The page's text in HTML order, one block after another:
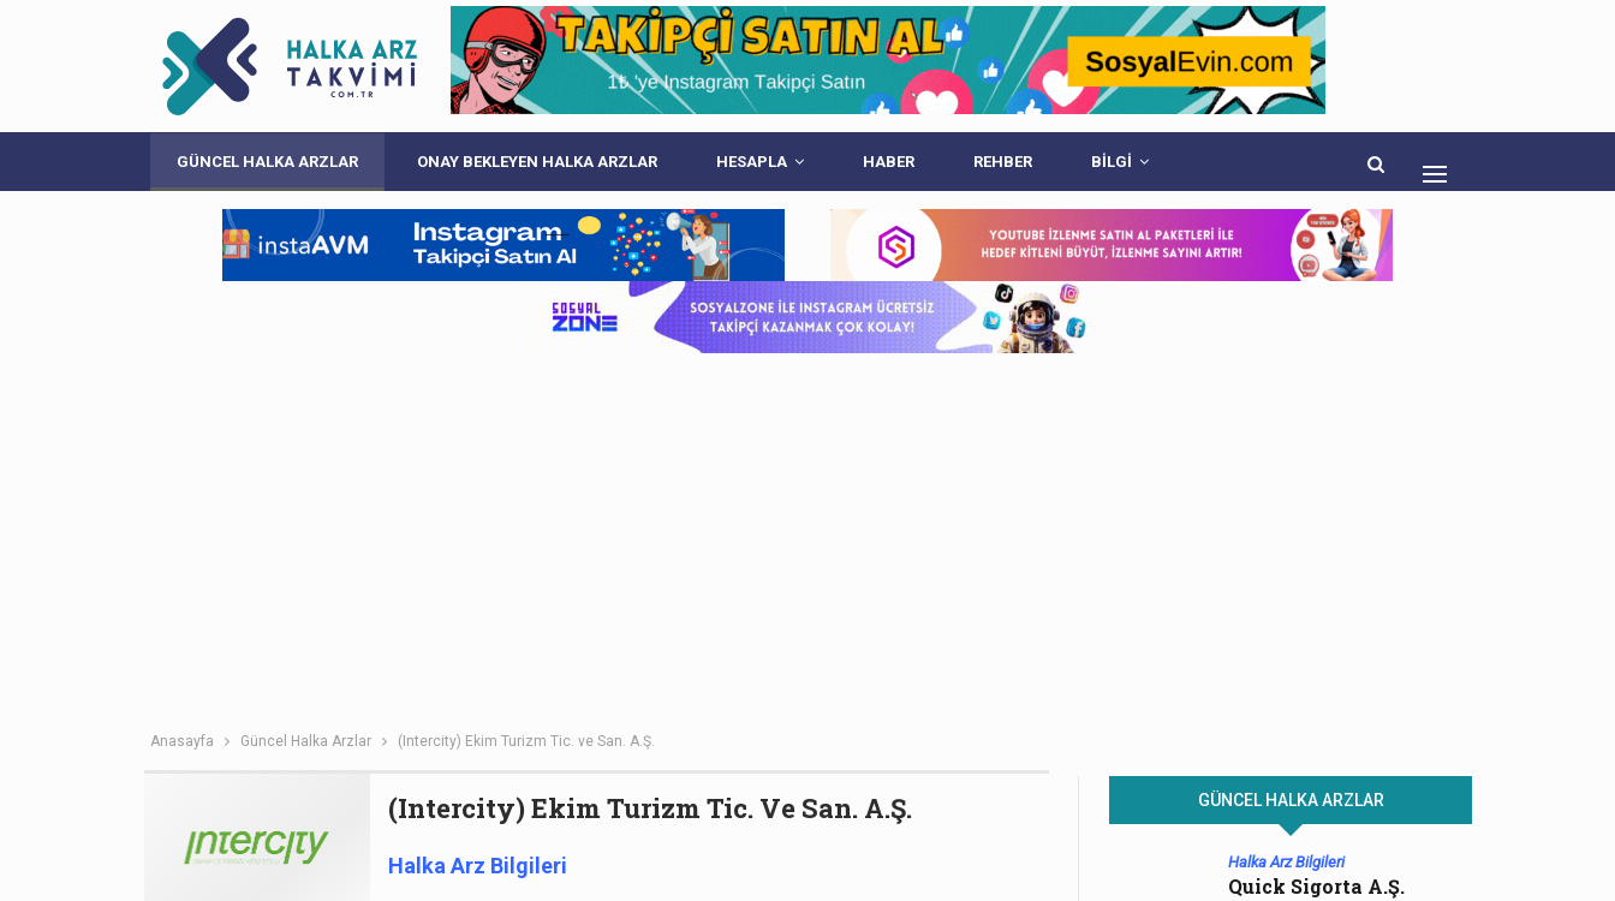
GÜNCEL HALKA ARZLAR ONAY BEKLEYEN HALKA ARZLAR HESAPLA HABER REHBER BİLGİ
Anasayfa Güncel Halka Arzlar (Intercity) Ekim Turizm Tic. ve San. A.Ş.
(Intercity) Ekim Turizm Tic. Ve San. A.Ş.
Halka Arz Bilgileri
GÜNCEL HALKA ARZLAR
Halka Arz Bilgileri
Quick Sigorta A.Ş.